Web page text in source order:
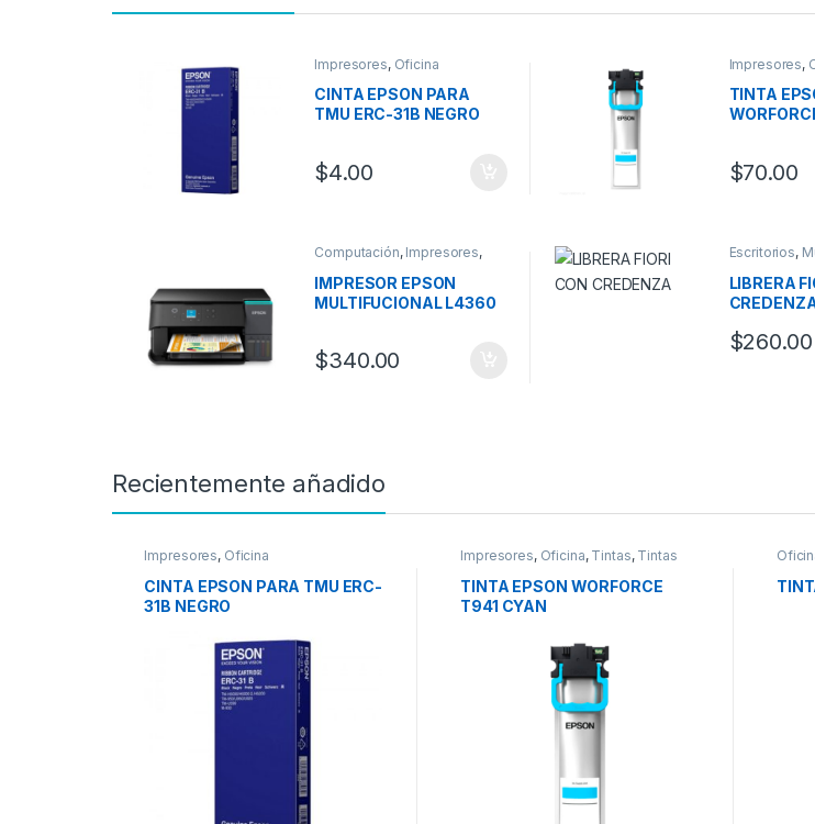
Impresores, Oficina
CINTA EPSON PARA
TMU ERC-31B NEGRO
$4.00
Impresores,
TINTA
$70.00
Computación, Impresores,
Oficina
IMPRESOR EPSON
MULTIFUCIONAL L4360
$340.00
Escritorios,
LIBRERA
$260.00
Recientemente añadido
Impresores, Oficina
CINTA EPSON PARA TMU ERC-
31B NEGRO
Impresores, Oficina, Tintas, Tintas
Epson
TINTA EPSON WORFORCE
T941 CYAN